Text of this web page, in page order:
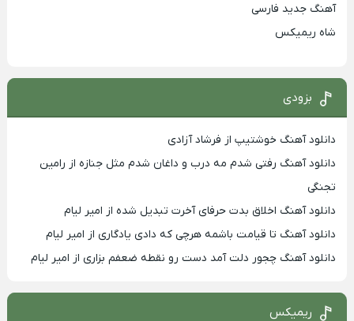
آهنگ جدید فارسی
شاه ریمیکس
بزودی
دانلود آهنگ خوشتیپ از فرشاد آزادی
دانلود آهنگ رفتی شدم مه درب و داغان شدم مثل جنازه از رامین
تجنگی
دانلود آهنگ اخلاق بدت حرفای آخرت تبدیل شده از امیر لیام
دانلود آهنگ تا قیامت باشمه هرچی که دادی یادگاری از امیر لیام
دانلود آهنگ چجور دلت آمد دست رو نقطه ضعفم بزاری از امیر لیام
ریمیکس